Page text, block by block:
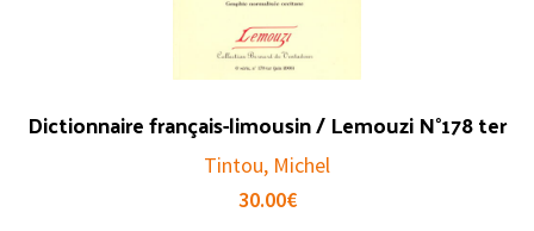
Dictionnaire français-limousin / Lemouzi N°178 ter
Tintou, Michel
30.00€